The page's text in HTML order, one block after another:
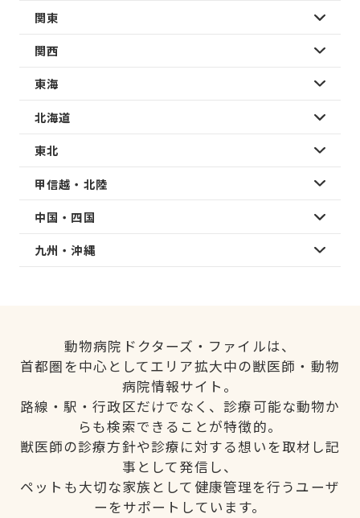
関東
関西
東海
北海道
東北
甲信越・北陸
中国・四国
九州・沖縄
動物病院ドクターズ・ファイルは、
首都圏を中心としてエリア拡大中の獣医師・動物
病院情報サイト。
路線・駅・行政区だけでなく、診療可能な動物か
らも検索できることが特徴的。
獣医師の診療方針や診療に対する想いを取材し記
事として発信し、
ペットも大切な家族として健康管理を行うユーザ
ーをサポートしています。